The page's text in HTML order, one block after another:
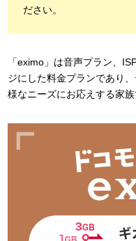
ださい。
「eximo」は音声プラン、
ジにした料金プランであり
様なニーズにお応えする家